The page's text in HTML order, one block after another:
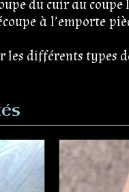
du cuir au
à l’emporte
les différents types